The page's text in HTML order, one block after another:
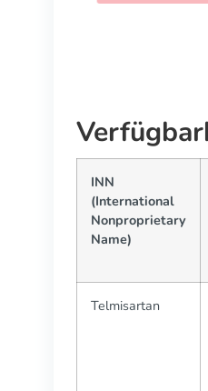
INN
(International
Nonproprietary
Name)
Telmisartan